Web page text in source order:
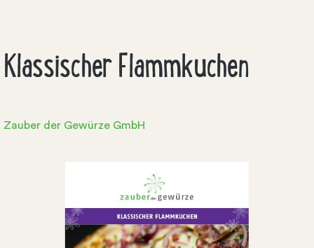
Klassischer Flammkuchen
Zauber der Gewürze GmbH